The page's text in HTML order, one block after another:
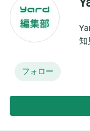
知
フォロー